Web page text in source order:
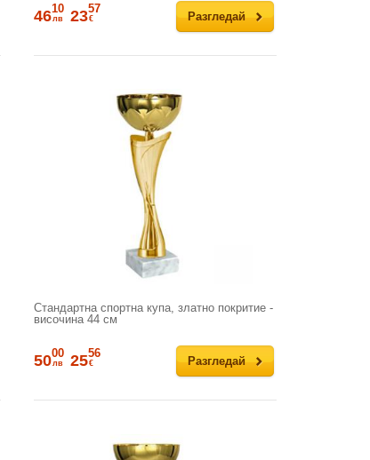
Разгледай
4610
лв 2357
€
Стандартна спортна купа, златно покритие -
височина 44 см
Разгледай
5000
лв 2556
€